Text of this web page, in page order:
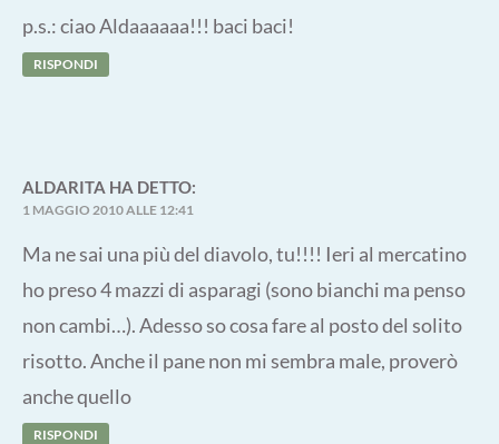
p.s.: ciao Aldaaaaaa!!! baci baci!
RISPONDI
ALDARITA HA DETTO:
1 MAGGIO 2010 ALLE 12:41
Ma ne sai una più del diavolo, tu!!!! Ieri al mercatino
ho preso 4 mazzi di asparagi (sono bianchi ma penso
non cambi…). Adesso so cosa fare al posto del solito
risotto. Anche il pane non mi sembra male, proverò
anche quello
RISPONDI